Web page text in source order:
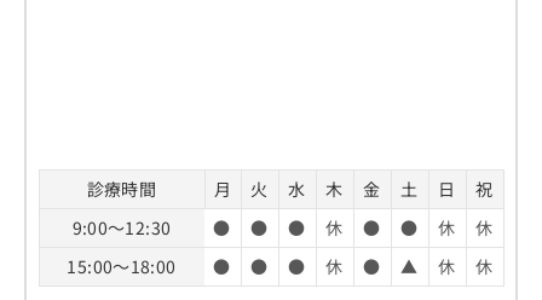
診療時間 月 火 水 木 金 土 日
祝
9:00～12:30
● ● ● 休 ● ● 休
休
15:00～18:00
● ● ● 休 ● ▲ 休
休